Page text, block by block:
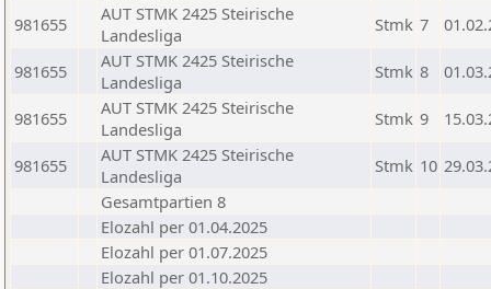
981655
AUT STMK 2425 Steirische
Landesliga
Stmk 7
981655
AUT STMK 2425 Steirische
Landesliga
Stmk 8
981655
AUT STMK 2425 Steirische
Landesliga
Stmk 9
981655
AUT STMK 2425 Steirische
Landesliga
Stmk 10
Gesamtpartien 8
Elozahl per 01.04.2025
Elozahl per 01.07.2025
Elozahl per 01.10.2025